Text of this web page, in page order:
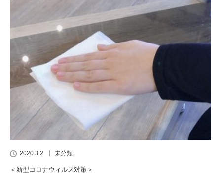
2020.3.2 未分類
＜新型コロナウィルス対策＞